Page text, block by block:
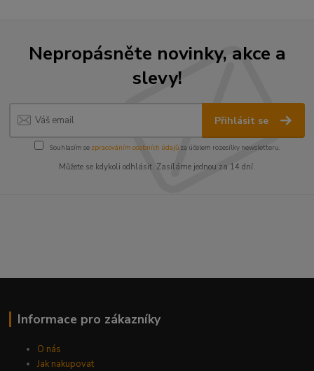
Nepropásněte novinky, akce a
slevy!
Přihlásit se
Souhlasím se zpracováním osobních údajůza účelem rozesílky newsletteru.
Můžete se kdykoli odhlásit. Zasíláme jednou za 14 dní.
Informace pro zákazníky
O nás
Jak nakupovat